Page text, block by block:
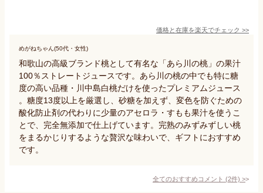
価格と在庫を楽天でチェック >>
めがねちゃん(50代・女性)
和歌山の高級ブランド桃として有名な「あら川の桃」の果汁
100％ストレートジュースです。あら川の桃の中でも特に糖
度の高い品種・川中島白桃だけを使ったプレミアムジュース
。糖度13度以上を厳選し、砂糖を加えず、変色を防ぐための
酸化防止剤の代わりに少量のアセロラ・すもも果汁を使うこ
とで、完全無添加で仕上げています。完熟のみずみずしい桃
をまるかじりするような贅沢な味わいで、ギフトにおすすめ
です。
全てのおすすめコメント (2件) >